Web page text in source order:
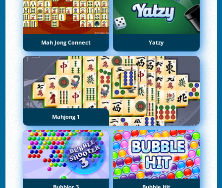
Mah Jong Connect Yatzy
Mahjong 1